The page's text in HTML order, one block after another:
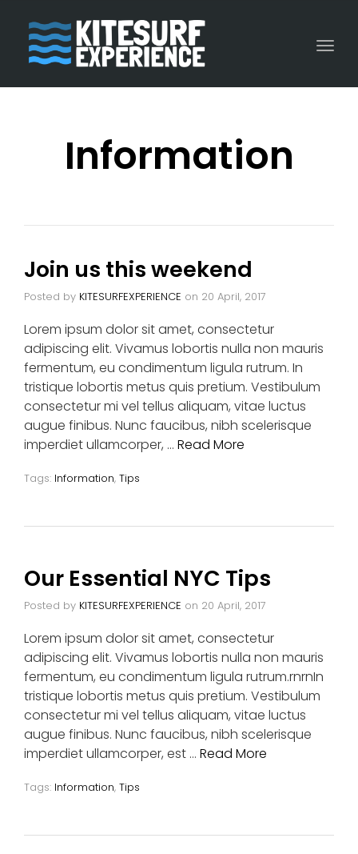
Information
Join us this weekend
Posted by KITESURFEXPERIENCE on 20 April, 2017
Lorem ipsum dolor sit amet, consectetur
adipiscing elit. Vivamus lobortis nulla non mauris
fermentum, eu condimentum ligula rutrum. In
tristique lobortis metus quis pretium. Vestibulum
consectetur mi vel tellus aliquam, vitae luctus
augue finibus. Nunc faucibus, nibh scelerisque
imperdiet ullamcorper, … Read More
Tags: Information, Tips
Our Essential NYC Tips
Posted by KITESURFEXPERIENCE on 20 April, 2017
Lorem ipsum dolor sit amet, consectetur
adipiscing elit. Vivamus lobortis nulla non mauris
fermentum, eu condimentum ligula rutrum.rnrnIn
tristique lobortis metus quis pretium. Vestibulum
consectetur mi vel tellus aliquam, vitae luctus
augue finibus. Nunc faucibus, nibh scelerisque
imperdiet ullamcorper, est … Read More
Tags: Information, Tips